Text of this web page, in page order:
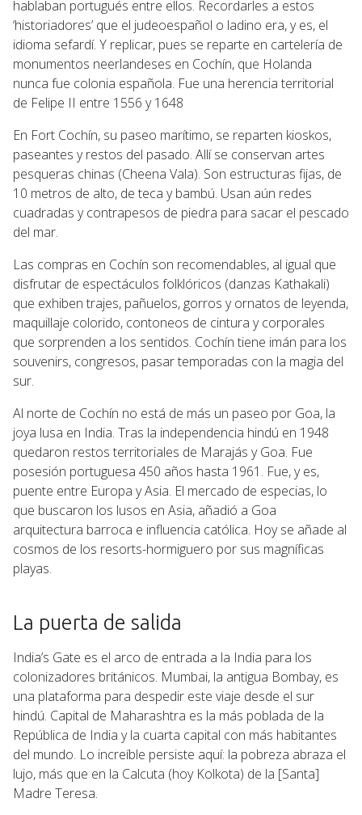
hablaban portugués entre ellos. Recordarles a estos
‘historiadores’ que el judeoespañol o ladino era, y es, el
idioma sefardí. Y replicar, pues se reparte en cartelería de
monumentos neerlandeses en Cochín, que Holanda
nunca fue colonia española. Fue una herencia territorial
de Felipe II entre 1556 y 1648
En Fort Cochín, su paseo marítimo, se reparten kioskos,
paseantes y restos del pasado. Allí se conservan artes
pesqueras chinas (Cheena Vala). Son estructuras fijas, de
10 metros de alto, de teca y bambú. Usan aún redes
cuadradas y contrapesos de piedra para sacar el pescado
del mar.
Las compras en Cochín son recomendables, al igual que
disfrutar de espectáculos folklóricos (danzas Kathakali)
que exhiben trajes, pañuelos, gorros y ornatos de leyenda,
maquillaje colorido, contoneos de cintura y corporales
que sorprenden a los sentidos. Cochín tiene imán para los
souvenirs, congresos, pasar temporadas con la magia del
sur.
Al norte de Cochín no está de más un paseo por Goa, la
joya lusa en India. Tras la independencia hindú en 1948
quedaron restos territoriales de Marajás y Goa. Fue
posesión portuguesa 450 años hasta 1961. Fue, y es,
puente entre Europa y Asia. El mercado de especias, lo
que buscaron los lusos en Asia, añadió a Goa
arquitectura barroca e influencia católica. Hoy se añade al
cosmos de los resorts-hormiguero por sus magníficas
playas.
La puerta de salida
India’s Gate es el arco de entrada a la India para los
colonizadores británicos. Mumbai, la antigua Bombay, es
una plataforma para despedir este viaje desde el sur
hindú. Capital de Maharashtra es la más poblada de la
República de India y la cuarta capital con más habitantes
del mundo. Lo increíble persiste aquí: la pobreza abraza el
lujo, más que en la Calcuta (hoy Kolkota) de la [Santa]
Madre Teresa.